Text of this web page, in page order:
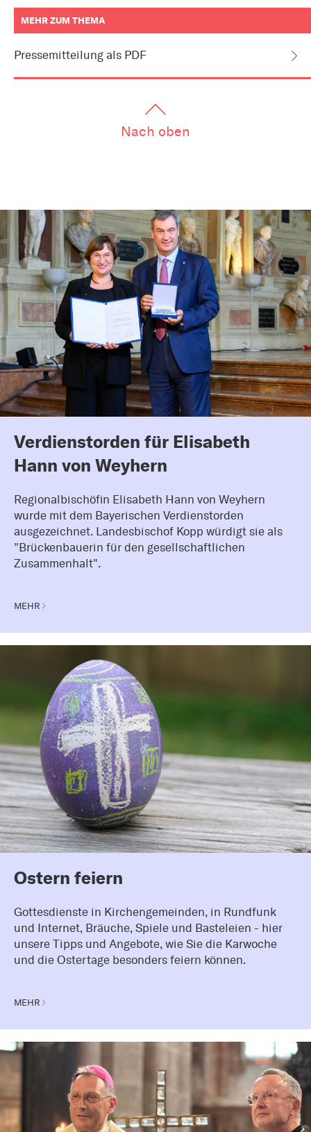
MEHR ZUM THEMA
zum
als
Pressemitteilung als PDF
Nach oben
Verdienstorden für Elisabeth
Hann von Weyhern
Regionalbischöfin Elisabeth Hann von Weyhern
wurde mit dem Bayerischen Verdienstorden
ausgezeichnet. Landesbischof Kopp würdigt sie als
"Brückenbauerin für den gesellschaftlichen
Zusammenhalt".
MEHR
Ostern feiern
Gottesdienste in Kirchengemeinden, in Rundfunk
und Internet, Bräuche, Spiele und Basteleien - hier
unsere Tipps und Angebote, wie Sie die Karwoche
und die Ostertage besonders feiern können.
MEHR